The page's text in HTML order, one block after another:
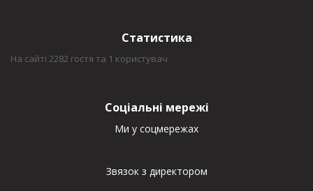
Статистика
На сайті 2282 гостя та 1 користувач
Соціальні мережі
Ми у соцмережах
Звязок з директором